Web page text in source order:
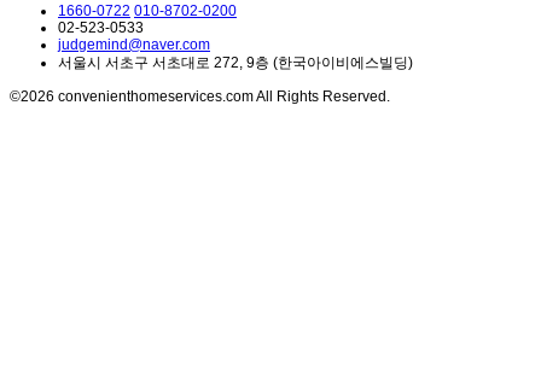
1660-0722 010-8702-0200
02-523-0533
judgemind@naver.com
서울시 서초구 서초대로 272, 9층 (한국아이비에스빌딩)
©2026 convenienthomeservices.com All Rights Reserved.